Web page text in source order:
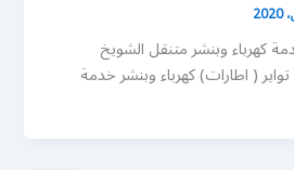
كهرباء وبنشر متنقل الشويخ
( اطارات) كهرباء وبنشر خدمة